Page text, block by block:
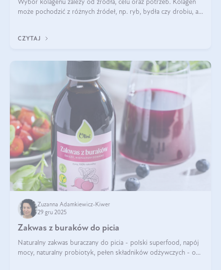
Wybór kolagenu zależy od źródła, celu oraz potrzeb. Kolagen
może pochodzić z różnych źródeł, np. ryb, bydła czy drobiu, a
bydlęcy.
CZYTAJ
Zuzanna Adamkiewicz-Kiwer
29 gru 2025
Zakwas z buraków do picia
Naturalny zakwas buraczany do picia - polski superfood, napój
mocy, naturalny probiotyk, pełen składników odżywczych - o